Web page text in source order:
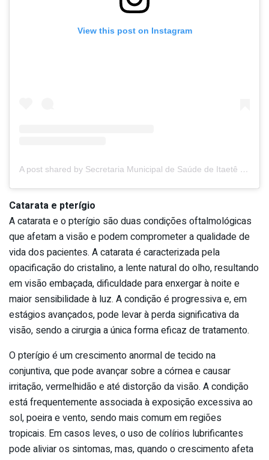
View this post on Instagram
A post shared by Secretaria Municipal de Saúde de Itaetê (@secretariadesaudeitaete)
Catarata e pterígio
A catarata e o pterígio são duas condições oftalmológicas
que afetam a visão e podem comprometer a qualidade de
vida dos pacientes. A catarata é caracterizada pela
opacificação do cristalino, a lente natural do olho, resultando
em visão embaçada, dificuldade para enxergar à noite e
maior sensibilidade à luz. A condição é progressiva e, em
estágios avançados, pode levar à perda significativa da
visão, sendo a cirurgia a única forma eficaz de tratamento.
O pterígio é um crescimento anormal de tecido na
conjuntiva, que pode avançar sobre a córnea e causar
irritação, vermelhidão e até distorção da visão. A condição
está frequentemente associada à exposição excessiva ao
sol, poeira e vento, sendo mais comum em regiões
tropicais. Em casos leves, o uso de colírios lubrificantes
pode aliviar os sintomas, mas, quando o crescimento afeta